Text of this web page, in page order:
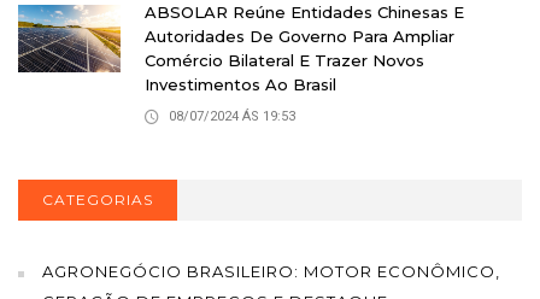
ABSOLAR Reúne Entidades Chinesas E
Autoridades De Governo Para Ampliar
Comércio Bilateral E Trazer Novos
Investimentos Ao Brasil
08/07/2024 ÁS 19:53
CATEGORIAS
AGRONEGÓCIO BRASILEIRO: MOTOR ECONÔMICO,